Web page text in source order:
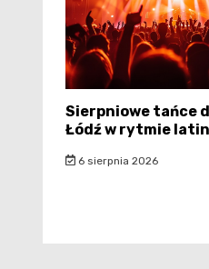
Sierpniowe tańce
Łódź w rytmie
6 sierpnia 2026